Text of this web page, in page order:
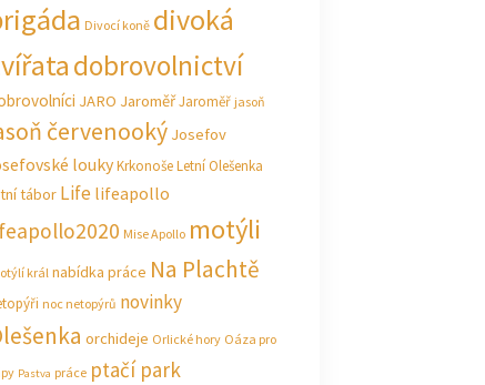
Divocí koně divoká
dobrovolnictví
JARO JaroměřJaroměř jasoň
červenooký Josefov
loukyKrkonošeLetní Olešenka
tábor Life lifeapollo
Mise Apollo motýli
král nabídka práce Na Plachtě
noc netopýrů novinky
orchideje Orlické hory Oáza pro
Pastva práce ptačí park